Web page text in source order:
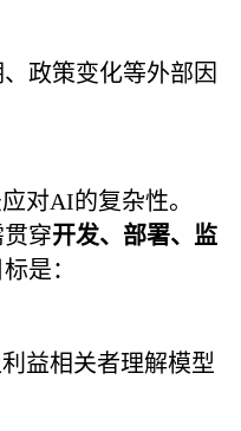
政策变化等外部因
对AI的复杂性。
贯穿开发、部署、监
是：
益相关者理解模型